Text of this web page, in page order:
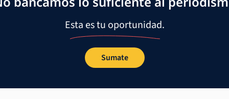
Esta es tu oportunidad.
Sumate